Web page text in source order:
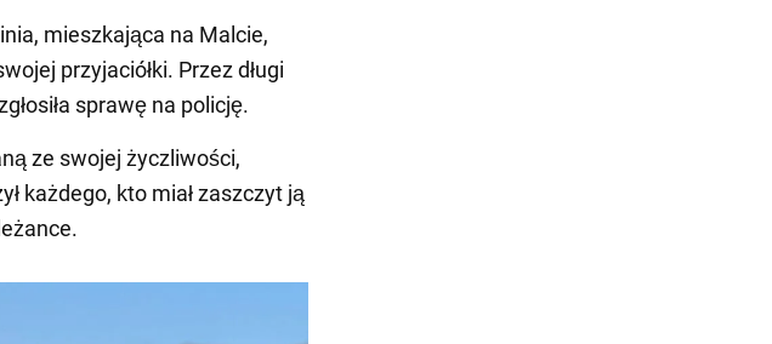
mieszkająca na Malcie,
przyjaciółki. Przez długi
sprawę na policję.
ze swojej życzliwości,
każdego, kto miał zaszczyt ją